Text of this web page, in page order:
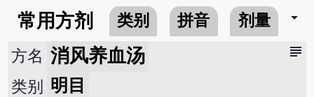
常用方剂 类别 拼音 剂量 arrow_drop_down
subject
方名 消风养血汤
类别 明目